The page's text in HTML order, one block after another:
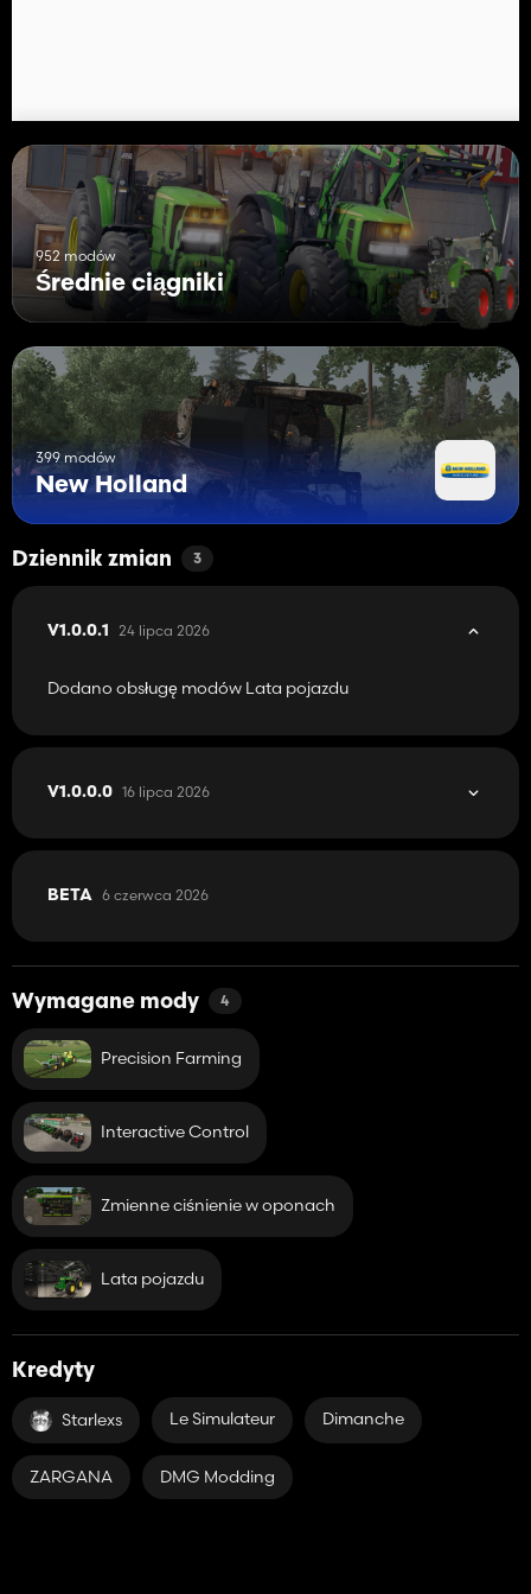
952 modów
Średnie ciągniki
399 modów
New Holland
Dziennik zmian 3
V1.0.0.1 24 lipca 2026
Dodano obsługę modów Lata pojazdu
V1.0.0.0 16 lipca 2026
BETA 6 czerwca 2026
Wymagane mody 4
Precision Farming
Interactive Control
Zmienne ciśnienie w oponach
Lata pojazdu
Kredyty
Starlexs Le Simulateur Dimanche
ZARGANA DMG Modding